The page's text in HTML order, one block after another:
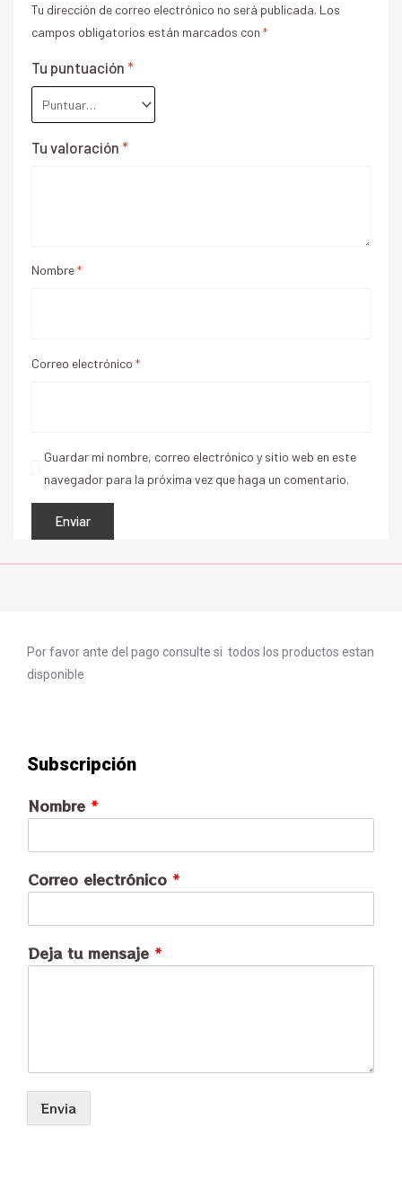
Tu dirección de correo electrónico no será publicada. Los
campos obligatorios están marcados con *
Tu puntuación *
Tu valoración *
Nombre*
Correo electrónico *
Guardar mi nombre, correo electrónico y sitio web en este
navegador para la próxima vez que haga un comentario.
Por favor ante del pago consulte si todos los productos estan
disponible
Subscripción
Nombre *
Correo electrónico *
Deja tu mensaje *
Envia